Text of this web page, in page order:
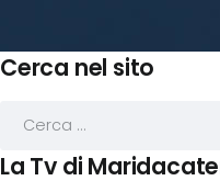
Cerca nel sito
La Tv di